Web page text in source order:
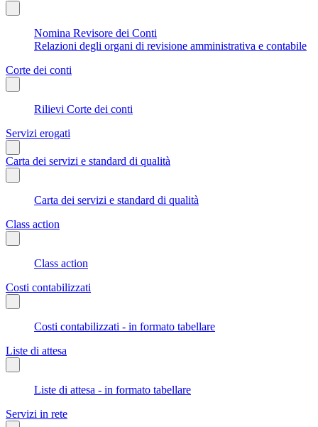
Nomina Revisore dei Conti
Relazioni degli organi di revisione amministrativa e contabile
Corte dei conti
Rilievi Corte dei conti
Servizi erogati
Carta dei servizi e standard di qualità
Carta dei servizi e standard di qualità
Class action
Class action
Costi contabilizzati
Costi contabilizzati - in formato tabellare
Liste di attesa
Liste di attesa - in formato tabellare
Servizi in rete